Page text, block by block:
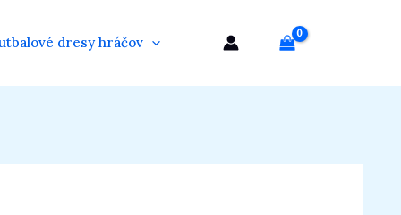
dresy hráčov